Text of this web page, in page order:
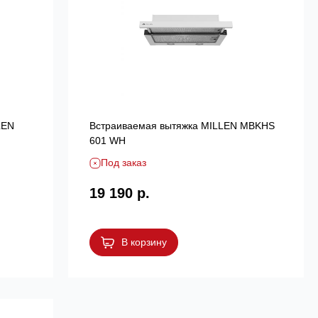
Встраиваемая вытяжка MILLEN MBKHS
601 WH
Под заказ
19 190 р.
В корзину